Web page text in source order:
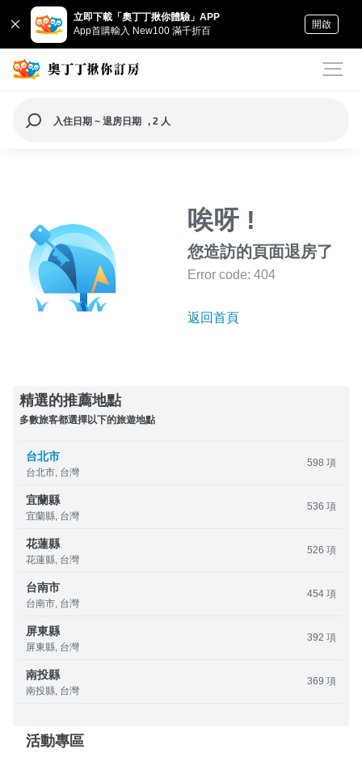
立即下載「奧丁丁揪你體驗」APP
App首購輸入 New100 滿千折百
開啟
入住日期 ~ 退房日期 , 2 人
唉呀 !
您造訪的頁面退房了
Error code: 404
返回首頁
精選的推薦地點
多數旅客都選擇以下的旅遊地點
台北市
台北市, 台灣
598 項
宜蘭縣
宜蘭縣, 台灣
536 項
花蓮縣
花蓮縣, 台灣
526 項
台南市
台南市, 台灣
454 項
屏東縣
屏東縣, 台灣
392 項
南投縣
南投縣, 台灣
369 項
活動專區